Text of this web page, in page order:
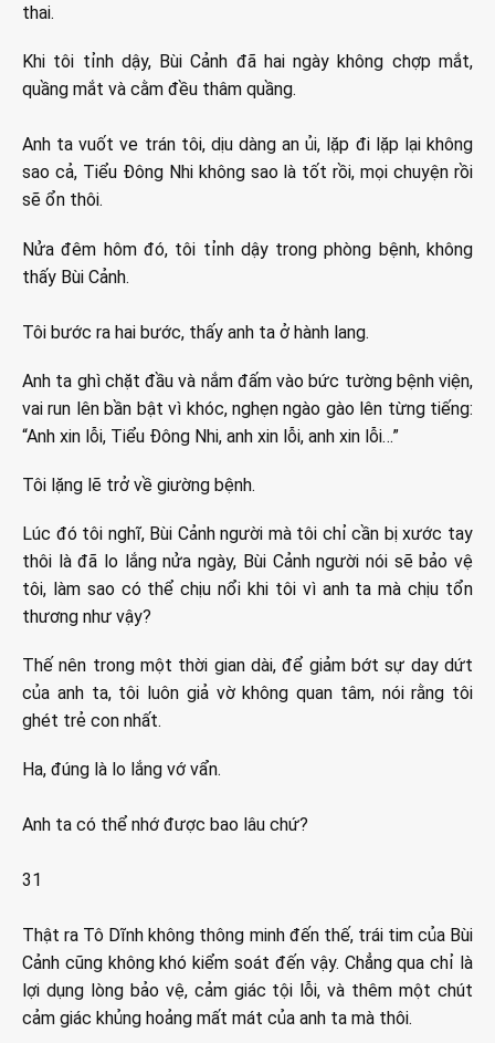
thai.
Khi tôi tỉnh dậy, Bùi Cảnh đã hai ngày không chợp mắt,
quầng mắt và cằm đều thâm quầng.
Anh ta vuốt ve trán tôi, dịu dàng an ủi, lặp đi lặp lại không
sao cả, Tiểu Đông Nhi không sao là tốt rồi, mọi chuyện rồi
sẽ ổn thôi.
Nửa đêm hôm đó, tôi tỉnh dậy trong phòng bệnh, không
thấy Bùi Cảnh.
Tôi bước ra hai bước, thấy anh ta ở hành lang.
Anh ta ghì chặt đầu và nắm đấm vào bức tường bệnh viện,
vai run lên bần bật vì khóc, nghẹn ngào gào lên từng tiếng:
“Anh xin lỗi, Tiểu Đông Nhi, anh xin lỗi, anh xin lỗi…”
Tôi lặng lẽ trở về giường bệnh.
Lúc đó tôi nghĩ, Bùi Cảnh người mà tôi chỉ cần bị xước tay
thôi là đã lo lắng nửa ngày, Bùi Cảnh người nói sẽ bảo vệ
tôi, làm sao có thể chịu nổi khi tôi vì anh ta mà chịu tổn
thương như vậy?
Thế nên trong một thời gian dài, để giảm bớt sự day dứt
của anh ta, tôi luôn giả vờ không quan tâm, nói rằng tôi
ghét trẻ con nhất.
Ha, đúng là lo lắng vớ vẩn.
Anh ta có thể nhớ được bao lâu chứ?
31
Thật ra Tô Dĩnh không thông minh đến thế, trái tim của Bùi
Cảnh cũng không khó kiểm soát đến vậy. Chẳng qua chỉ là
lợi dụng lòng bảo vệ, cảm giác tội lỗi, và thêm một chút
cảm giác khủng hoảng mất mát của anh ta mà thôi.